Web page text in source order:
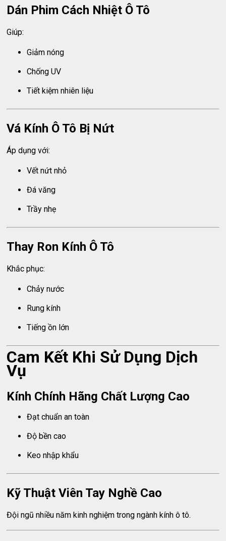
Dán Phim Cách Nhiệt Ô Tô
Giúp:
Giảm nóng
Chống UV
Tiết kiệm nhiên liệu
Vá Kính Ô Tô Bị Nứt
Áp dụng với:
Vết nứt nhỏ
Đá văng
Trầy nhẹ
Thay Ron Kính Ô Tô
Khắc phục:
Chảy nước
Rung kính
Tiếng ồn lớn
Cam Kết Khi Sử Dụng Dịch
Vụ
Kính Chính Hãng Chất Lượng Cao
Đạt chuẩn an toàn
Độ bền cao
Keo nhập khẩu
Kỹ Thuật Viên Tay Nghề Cao
Đội ngũ nhiều năm kinh nghiệm trong ngành kính ô tô.